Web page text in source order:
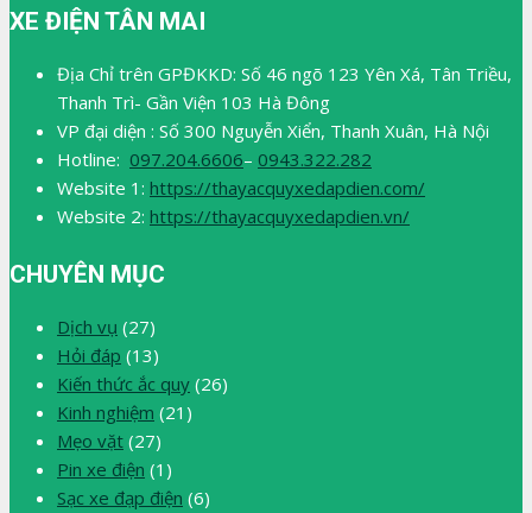
XE ĐIỆN TÂN MAI
Địa Chỉ trên GPĐKKD: Số 46 ngõ 123 Yên Xá, Tân Triều,
Thanh Trì- Gần Viện 103 Hà Đông
VP đại diện : Số 300 Nguyễn Xiển, Thanh Xuân, Hà Nội
Hotline: 097.204.6606– 0943.322.282
Website 1: https://thayacquyxedapdien.com/
Website 2: https://thayacquyxedapdien.vn/
CHUYÊN MỤC
Dịch vụ (27)
Hỏi đáp (13)
Kiến thức ắc quy (26)
Kinh nghiệm (21)
Mẹo vặt (27)
Pin xe điện (1)
Sạc xe đạp điện (6)